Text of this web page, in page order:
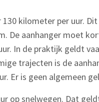
kilometer per uur.
De aanhanger moet
In de praktijk geldt
trajecten is de
Er is geen algemeen
op snelwegen. Dat